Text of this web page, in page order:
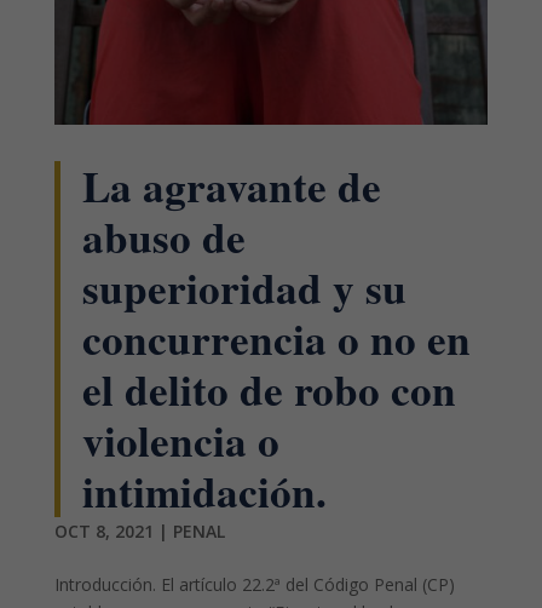
La agravante de
abuso de
superioridad y su
concurrencia o no en
el delito de robo con
violencia o
intimidación.
OCT 8, 2021 | PENAL
Introducción. El artículo 22.2ª del Código Penal (CP)